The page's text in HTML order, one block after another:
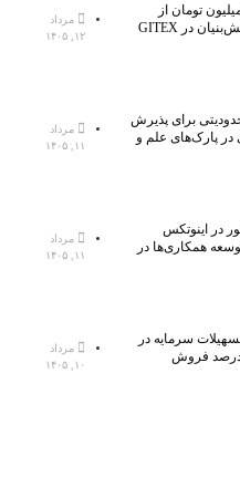
تا سقف ۴۵۰ میلیون تومان از
حضور شرکت‌های دانش‌بنیان در GITEX
مرداد
۱۲, ۱۴۰۵
برای پذیرش
در پارک‌های علم و
مرداد
۱۱, ۱۴۰۵
در اینوتکس
توسعه همکاری‌ها در
مرداد
۱۱, ۱۴۰۵
سرمایه در
تا سقف ۱۰۰ درصد فروش
مرداد
۱۰, ۱۴۰۵